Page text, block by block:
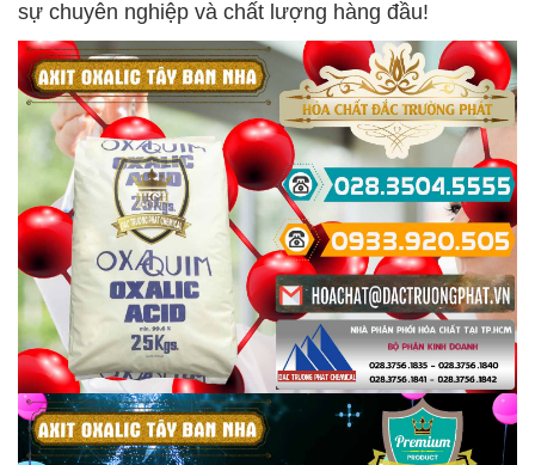
sự chuyên nghiệp và chất lượng hàng đầu!